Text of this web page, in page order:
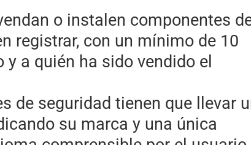
o instalen componentes
registrar, con un mínimo de 10
a quién ha sido vendido el
de seguridad tienen que llevar
su marca y una única